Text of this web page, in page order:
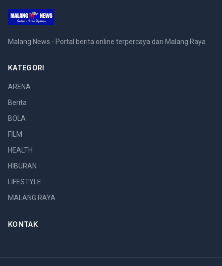
Malang News - Portal berita online terpercaya dari Malang Raya
KATEGORI
ARENA
Berita
BOLA
FILM
HEALTH
HIBURAN
LIFESTYLE
MALANG RAYA
KONTAK